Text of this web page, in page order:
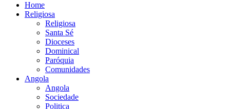
Home
Religiosa
Religiosa
Santa Sé
Dioceses
Dominical
Paróquia
Comunidades
Angola
Angola
Sociedade
Politica